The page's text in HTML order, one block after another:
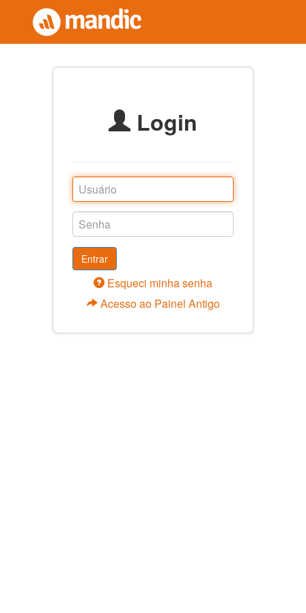
Login
Entrar
Esqueci minha senha
Acesso ao Painel Antigo